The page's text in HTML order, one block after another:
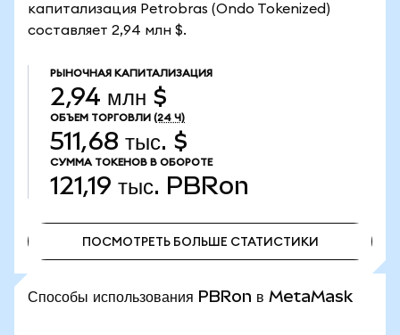
капитализация Petrobras (Ondo Tokenized)
составляет 2,94 млн $.
РЫНОЧНАЯ КАПИТАЛИЗАЦИЯ
2,94 млн $
ОБЪЕМ ТОРГОВЛИ (24 Ч)
511,68 тыс. $
СУММА ТОКЕНОВ В ОБОРОТЕ
121,19 тыс. PBRon
ПОСМОТРЕТЬ БОЛЬШЕ СТАТИСТИКИ
Способы использования PBRon в MetaMask